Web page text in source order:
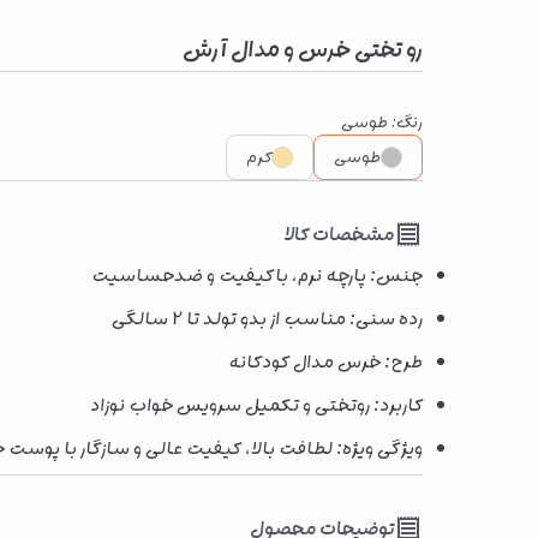
رو تختی خرس و مدال آرش
رنگ: طوسی
طوسی
کرم
مشخصات کالا
جنس: پارچه نرم، باکیفیت و ضدحساسیت
رده سنی: مناسب از بدو تولد تا 2 سالگی
طرح: خرس مدال کودکانه
کاربرد: روتختی و تکمیل سرویس خواب نوزاد
ویژگی ویژه: لطافت بالا، کیفیت عالی و سازگار با
توضیحات محصول